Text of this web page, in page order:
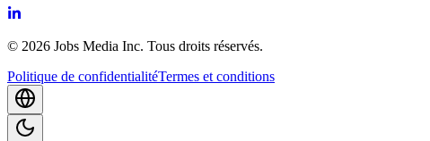
© 2026 Jobs Media Inc. Tous droits réservés.
Politique de confidentialitéTermes et conditions